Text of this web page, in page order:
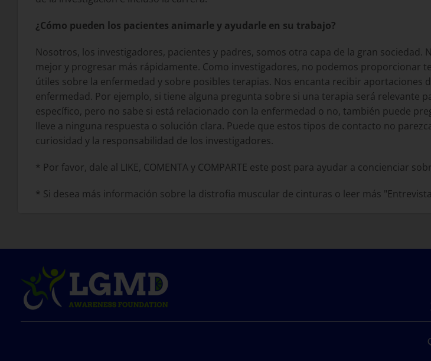
¿Cómo pueden los pacientes animarle y ayudarle en su trabajo?
Nosotros, los investigadores, pacientes y padres, somos otra capa de la gran
mejor y progresar más rápidamente. Como investigadores, no podemos proporcionar
útiles sobre la enfermedad y sobre posibles terapias. Nos encanta recibir
enfermedad. Por ejemplo, si tiene alguna pregunta sobre si una terapia será relevante
específico, pero no sabe si está relacionado con la enfermedad o no, también puede
lleve a ninguna respuesta o solución clara. Puede que estos tipos de contacto no
curiosidad y la responsabilidad de los investigadores.
* Por favor, dale al LIKE, COMENTA y COMPARTE este post para ayudar a concienciar
* Si desea más información sobre la distrofia muscular de cinturas o leer más